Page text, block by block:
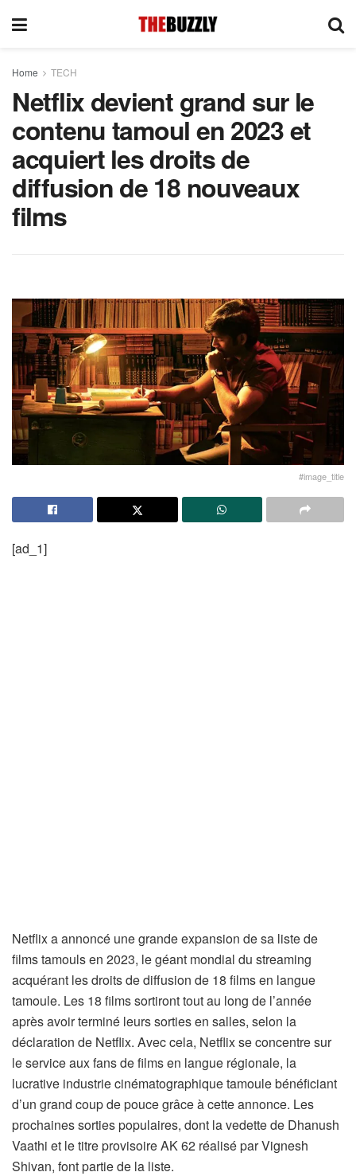
Home TECH
Netflix devient grand sur le
contenu tamoul en 2023 et
acquiert les droits de
diffusion de 18 nouveaux
films
#image_title
[ad_1]
Netflix a annoncé une grande expansion de sa liste de
films tamouls en 2023, le géant mondial du streaming
acquérant les droits de diffusion de 18 films en langue
tamoule. Les 18 films sortiront tout au long de l’année
après avoir terminé leurs sorties en salles, selon la
déclaration de Netflix. Avec cela, Netflix se concentre sur
le service aux fans de films en langue régionale, la
lucrative industrie cinématographique tamoule bénéficiant
d’un grand coup de pouce grâce à cette annonce. Les
prochaines sorties populaires, dont la vedette de Dhanush
Vaathi et le titre provisoire AK 62 réalisé par Vignesh
Shivan, font partie de la liste.